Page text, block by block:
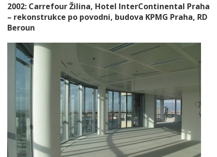
2002: Carrefour Žilina, Hotel InterContinental Praha
– rekonstrukce po povodni, budova KPMG Praha, RD
Beroun